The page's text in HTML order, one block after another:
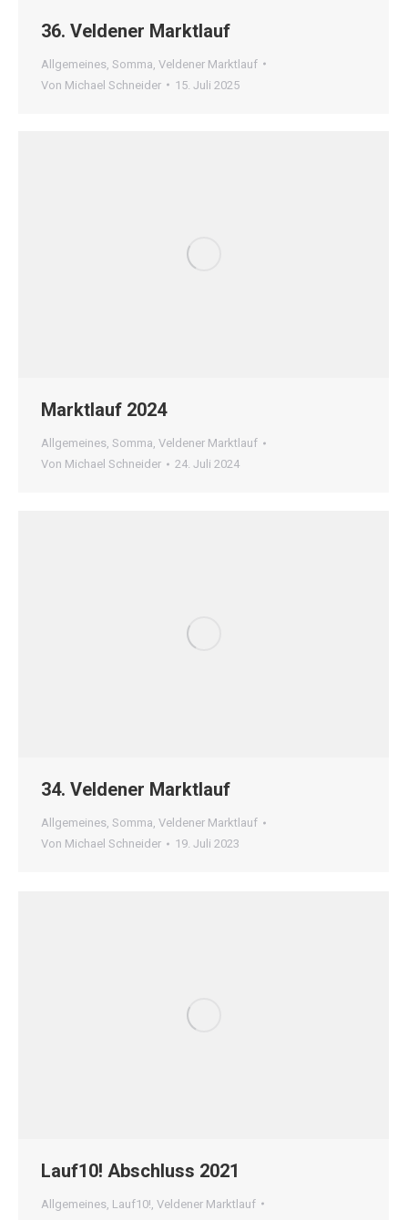
36. Veldener Marktlauf
Allgemeines Somma Veldener Marktlauf
Von Michael Schneider 15. Juli 2025
Marktlauf 2024
Allgemeines, Somma, Veldener Marktlauf
Von Michael Schneider 24. Juli 2024
34. Veldener Marktlauf
Allgemeines, Somma, Veldener Marktlauf
Von Michael Schneider 19. Juli 2023
Lauf10! Abschluss 2021
Allgemeines Lauf10! Veldener Marktlauf